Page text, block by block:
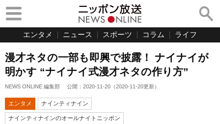
エンタメ ニュース スポーツ コラム ライフ
漫才ネタの一部も即興で披露！ ナイナイが
明かす “ナイナイ式漫才ネタの作り方”
NEWS ONLINE 編集部 公開： 2020-11-20 （2020-11-20更新）
エンタメ ナインティナイン
ナインティナインのオールナイトニッポン